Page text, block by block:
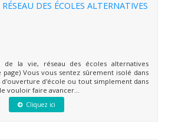
RÉSEAU DES ÉCOLES ALTERNATIVES
de la vie, réseau des écoles alternatives
Vous vous sentez sûrement isolé dans
d'école ou tout simplement dans
vouloir faire avancer...
Cliquez ici